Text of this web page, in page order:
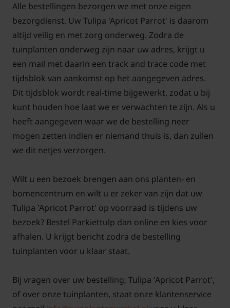
de stelen en het blad worden weer opgenomen in
de bol.
Grootbloemige tulpen verwilderen nauwelijks, maar
goede verzorging wel elk jaar terugkeren. Zonnig,
voedingsrijke grond en goede drainage zijn hierbij
Veelgestelde vragen over Tulipa
'Apricot Parrot':
Wanneer kan de Tulipa 'Apricot
Parrot' geplant worden?
Antwoord: Tulipa 'Apricot Parrot' kan het beste
worden aangeplant van september tot eind
grond als in potten worden gezet. Graaf de grond
goed los en zorg dat de plantdiepte ongeveer 10 cm
Alle bestellingen bezorgen we met onze eigen
bezorgdienst. Uw Tulipa 'Apricot Parrot' is daarom
altijd veilig en met zorg onderweg. Zodra de
tuinplanten onderweg zijn naar uw adres, krijgt u
een mail met daarin een track and trace code met
tijdsblok van aankomst op het aangegeven adres.
Dit tijdsblok wordt real-time bijgewerkt, zodat u bij
kunt houden hoe laat we er verwachten te zijn. Als u
heeft aangegeven waar we de bestelling neer
mogen zetten indien er niemand thuis is, dan zullen
we dit netjes verzorgen.
Wilt u een bezoek brengen aan ons planten- en
bomencentrum en wilt u er zeker van zijn dat uw
Tulipa 'Apricot Parrot' op voorraad is tijdens uw
bezoek? Bestel Parkiettulp dan online en kies voor
afhalen. U krijgt bericht zodra de bestelling
tuinplanten voor u klaar staat.
Bij vragen over uw bestelling, Tulipa 'Apricot Parrot',
of over onze tuinplanten, staat onze klantenservice